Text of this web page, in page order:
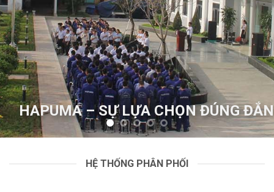
CHỌN ĐÚNG ĐẮN HAPUMA – SỰ
HỆ THỐNG PHÂN PHỐI